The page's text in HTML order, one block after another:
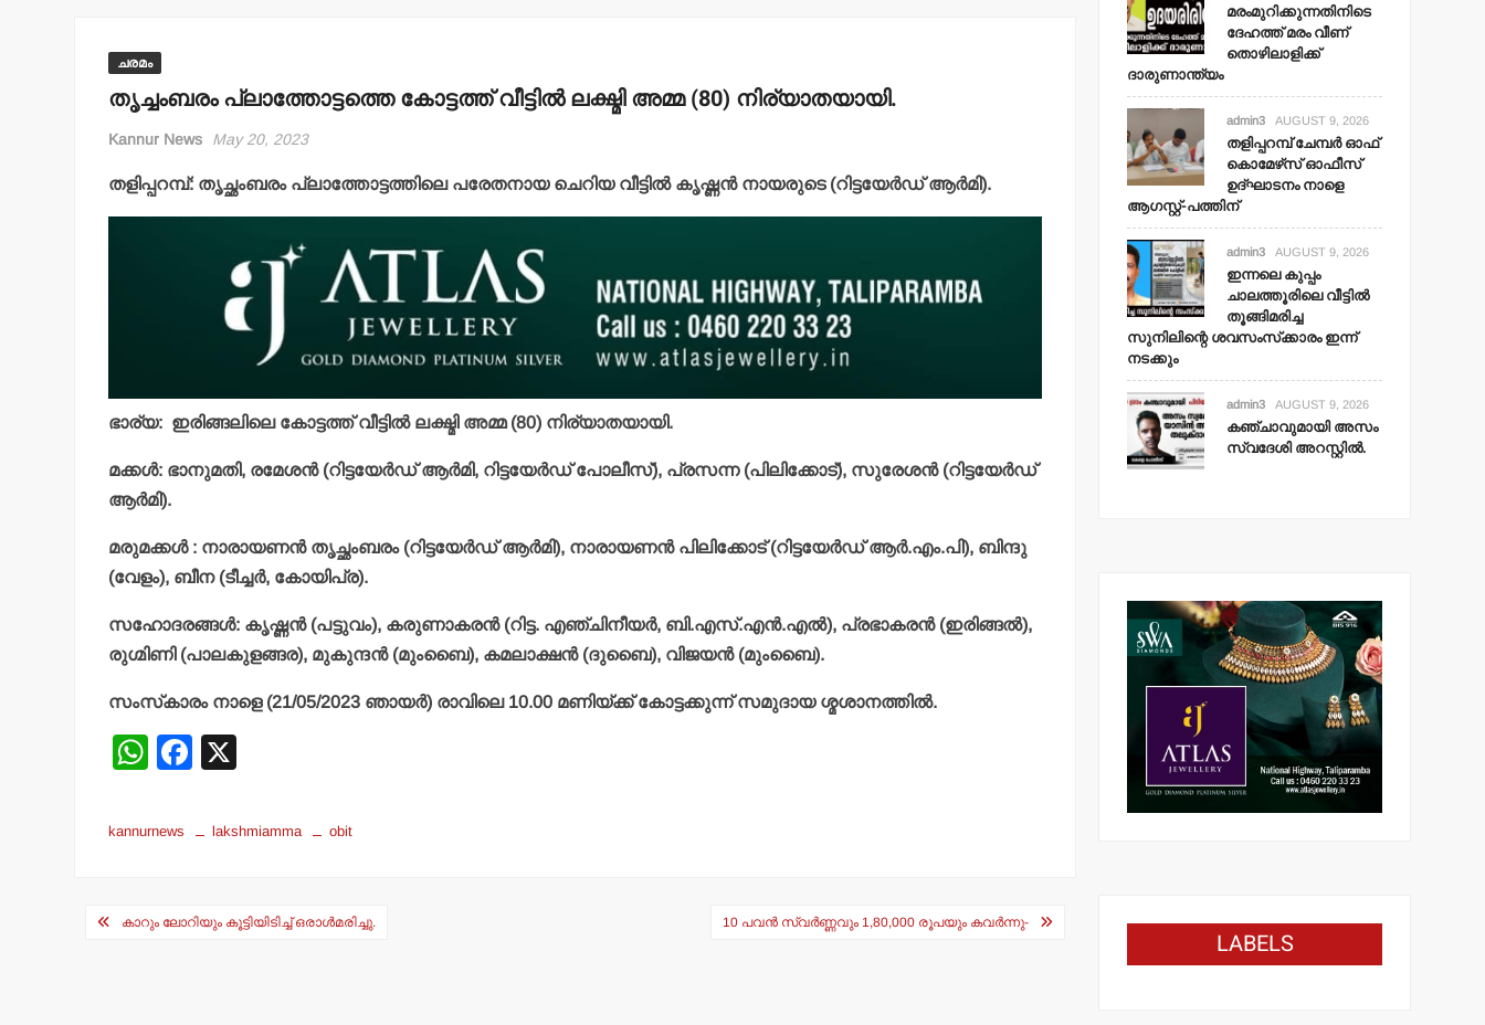
ചരമം
തൃച്ചംബരം പ്ലാത്തോട്ടത്തെ കോട്ടത്ത് വീട്ടില്‍ ലക്ഷ്മി അമ്മ (80) നിര്യാതയായി.
Kannur News May 20, 2023
തളിപ്പറമ്പ്: തൃച്ഛംബരം പ്ലാത്തോട്ടത്തിലെ പരേതനായ ചെറിയ വീട്ടില്‍ കൃഷ്ണന്‍ നായരുടെ (റിട്ടയേര്‍ഡ് ആര്‍മി).
ഭാര്യ: ഇരിങ്ങലിലെ കോട്ടത്ത് വീട്ടില്‍ ലക്ഷ്മി അമ്മ (80) നിര്യാതയായി.
മക്കള്‍: ഭാനുമതി, രമേശന്‍ (റിട്ടയേര്‍ഡ് ആര്‍മി, റിട്ടയേര്‍ഡ് പോലീസ്), പ്രസന്ന (പിലിക്കോട്), സുരേശന്‍ (റിട്ടയേര്‍ഡ്
ആര്‍മി).
മരുമക്കള്‍ : നാരായണന്‍ തൃച്ഛംബരം (റിട്ടയേര്‍ഡ് ആര്‍മി), നാരായണന്‍ പിലിക്കോട് (റിട്ടയേര്‍ഡ് ആര്‍.എം.പി), ബിന്ദു
(വേളം), ബീന (ടീച്ചര്‍, കോയിപ്ര).
സഹാേദരങ്ങള്‍: കൃഷ്ണന്‍ (പട്ടുവം), കരുണാകരന്‍ (റിട്ട. എഞ്ചിനീയര്‍, ബി.എസ്.എന്‍.എല്‍), പ്രഭാകരന്‍ (ഇരിങ്ങല്‍),
രുഗ്മിണി (പാലകുളങ്ങര), മുകുന്ദന്‍ (മുംബൈ), കമലാക്ഷന്‍ (ദുബൈ), വിജയന്‍ (മുംബൈ).
സംസ്‌കാരം നാളെ (21/05/2023 ഞായര്‍) രാവിലെ 10.00 മണിയ്ക്ക് കോട്ടക്കുന്ന് സമുദായ ശ്മശാനത്തില്‍.
W
at
p
F
o
kannurnews lakshmiamma obit
Postകാറും ലോറിയും കൂട്ടിയിടിച്ച് ഒരാള്‍മരിച്ചു. 10 പവന്‍ സ്വര്‍ണ്ണവും 1,80,000 രൂപയും കവര്‍ന്നു-
മരംമുറിക്കുന്നതിനിടെ
ദേഹത്ത് മരം വീണ്
തൊഴിലാളിക്ക്
ദാരുണാന്ത്യം
admin3 AUGUST 9, 2026
തളിപ്പറമ്പ് ചേമ്പര്‍ ഓഫ്
കൊമേഴ്‌സ് ഓഫീസ്
ഉദ്ഘാടനം നാളെ
ആഗസ്റ്റ്-പത്തിന്
admin3 AUGUST 9, 2026
ഇന്നലെ കുപ്പം
ചാലത്തൂരിലെ വീട്ടില്‍
തൂങ്ങിമരിച്ച
സുനിലിന്റെ ശവസംസ്‌ക്കാരം ഇന്ന്
നടക്കും
admin3 AUGUST 9, 2026
കഞ്ചാവുമായി അസം
സ്വദേശി അറസ്റ്റില്‍.
LABELS